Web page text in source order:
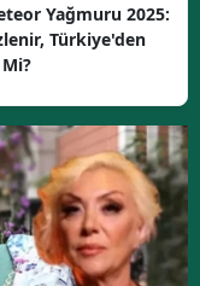
Yağmuru 2025:
Türkiye'den